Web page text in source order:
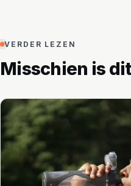
VERDER LEZEN
Misschien is